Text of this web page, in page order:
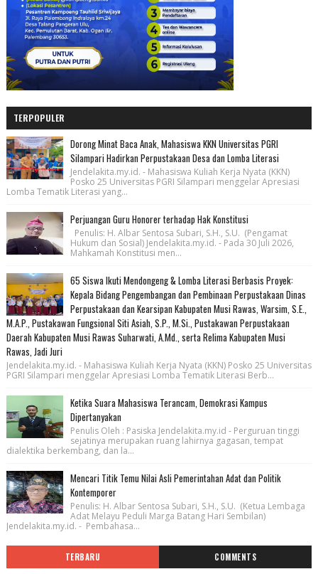
TERPOPULER
Dorong Minat Baca Anak, Mahasiswa KKN Universitas PGRI
Silampari Hadirkan Perpustakaan Desa dan Lomba Literasi
Jendelakita.my.id. - Mahasiswa Kuliah Kerja Nyata (KKN)
Posko 25 Universitas PGRI Silampari menggelar Apresiasi
Lomba Tematik Literasi yang...
Perjuangan Guru Honorer terhadap Hak Konstitusi
Penulis: H. Albar Sentosa Subari, S.H., S.U. (Pengamat
Hukum dan Sosial) Jendelakita.my.id. - Pada 30 Juli 2026,
Mahkamah Konstitusi men...
65 Siswa Ikuti Mendongeng & Lomba Literasi Berbasis Proyek:
Kepala Bidang Pengembangan dan Pembinaan Perpustakaan Dinas
Perpustakaan dan Kearsipan Kabupaten Musi Rawas, Warsim, S.E.,
M.A.P., Pustakawan Fungsional Siti Asiah, S.P., M.Si., Pustakawan Perpustakaan
Daerah Kabupaten Musi Rawas Suharwati, A.Md., serta Relima Kabupaten Musi
Rawas, Jadi Juri
Jendelakita.my.id. - Mahasiswa Kuliah Kerja Nyata (KKN) Posko 25 Universitas
PGRI Silampari menggelar Apresiasi Lomba Tematik Literasi Berb...
Ketika Suara Mahasiswa Terancam, Demokrasi Kampus
Dipertanyakan
Penulis Oleh : Pasiska Jendelakita.my.id - Perguruan tinggi
sejatinya merupakan ruang lahirnya gagasan, tempat
dialektika berkembang, dan la...
Mencari Titik Temu Nilai Asli Pemerintahan Adat dan Politik
Kontemporer
Penulis: H. Albar Sentosa Subari, S.H., S.U. (Ketua Lembaga
Adat Melayu Peduli Marga Batang Hari Sembilan)
Jendelakita.my.id. - Pembahasa...
TERBARU COMMENTS